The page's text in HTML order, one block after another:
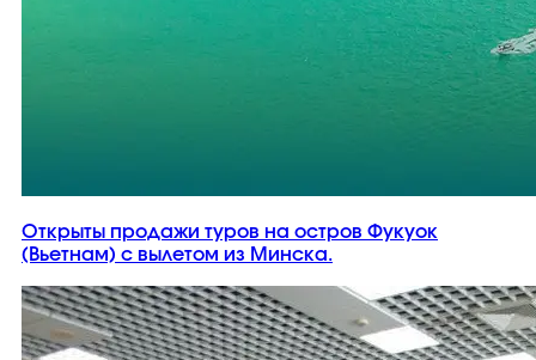
Открыты продажи туров на остров Фукуок
(Вьетнам) с вылетом из Минска.